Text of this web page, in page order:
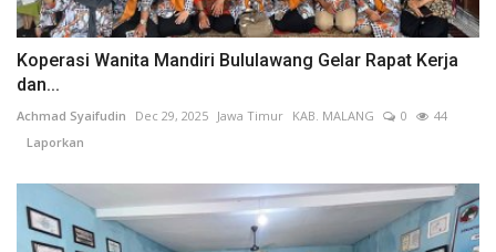
Koperasi Wanita Mandiri Bululawang Gelar Rapat Kerja
dan...
Achmad Syaifudin Dec 29, 2025 Jawa Timur KAB. MALANG 0
44
Laporkan